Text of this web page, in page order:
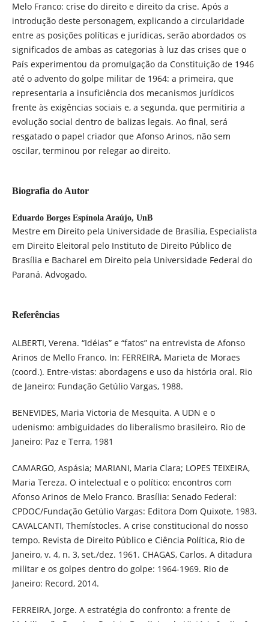
Melo Franco: crise do direito e direito da crise. Após a
introdução deste personagem, explicando a circularidade
entre as posições políticas e jurídicas, serão abordados os
significados de ambas as categorias à luz das crises que o
País experimentou da promulgação da Constituição de 1946
até o advento do golpe militar de 1964: a primeira, que
representaria a insuficiência dos mecanismos jurídicos
frente às exigências sociais e, a segunda, que permitiria a
evolução social dentro de balizas legais. Ao final, será
resgatado o papel criador que Afonso Arinos, não sem
oscilar, terminou por relegar ao direito.
Biografia do Autor
Eduardo Borges Espínola Araújo, UnB
Mestre em Direito pela Universidade de Brasília, Especialista
em Direito Eleitoral pelo Instituto de Direito Público de
Brasília e Bacharel em Direito pela Universidade Federal do
Paraná. Advogado.
Referências
ALBERTI, Verena. “Idéias” e “fatos” na entrevista de Afonso
Arinos de Mello Franco. In: FERREIRA, Marieta de Moraes
(coord.). Entre-vistas: abordagens e uso da história oral. Rio
de Janeiro: Fundação Getúlio Vargas, 1988.
BENEVIDES, Maria Victoria de Mesquita. A UDN e o
udenismo: ambiguidades do liberalismo brasileiro. Rio de
Janeiro: Paz e Terra, 1981
CAMARGO, Aspásia; MARIANI, Maria Clara; LOPES TEIXEIRA,
Maria Tereza. O intelectual e o político: encontros com
Afonso Arinos de Melo Franco. Brasília: Senado Federal:
CPDOC/Fundação Getúlio Vargas: Editora Dom Quixote, 1983.
CAVALCANTI, Themístocles. A crise constitucional do nosso
tempo. Revista de Direito Público e Ciência Política, Rio de
Janeiro, v. 4, n. 3, set./dez. 1961. CHAGAS, Carlos. A ditadura
militar e os golpes dentro do golpe: 1964-1969. Rio de
Janeiro: Record, 2014.
FERREIRA, Jorge. A estratégia do confronto: a frente de